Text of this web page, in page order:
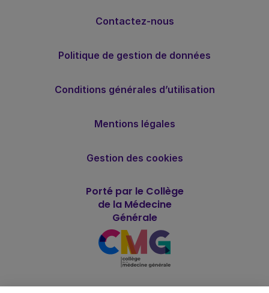
Contactez-nous
Politique de gestion de données
Conditions générales d’utilisation
Mentions légales
Gestion des cookies
Porté par le Collège
de la Médecine
Générale